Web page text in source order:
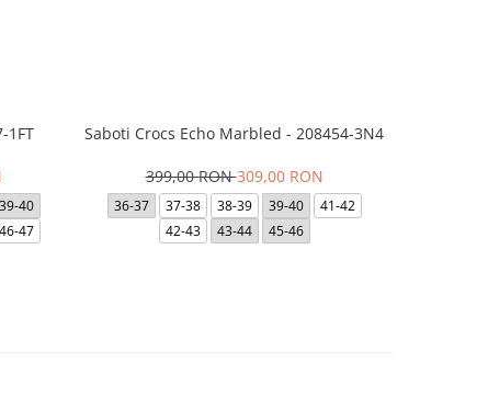
1FT
39-40
46-47
Saboti Crocs Echo Marbled - 208454-3N4
399,00 RON309,00 RON
36-37 37-38 38-39 39-40
41-42
42-43
43-44 45-46